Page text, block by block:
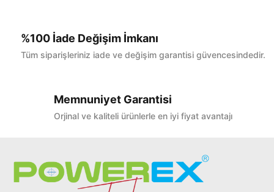
%100 İade Değişim İmkanı
Tüm siparişleriniz iade ve değişim garantisi güvencesindedir.
Memnuniyet Garantisi
Orjinal ve kaliteli ürünlerle en iyi fiyat avantajı